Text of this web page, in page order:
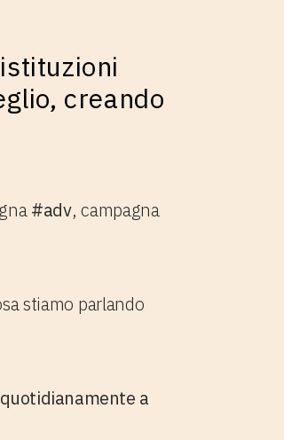
creando
#adv, campagna
stiamo parlando
a